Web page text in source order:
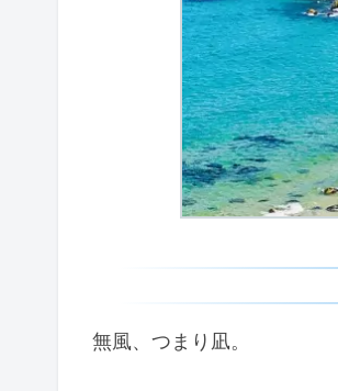
無風、つまり凪。